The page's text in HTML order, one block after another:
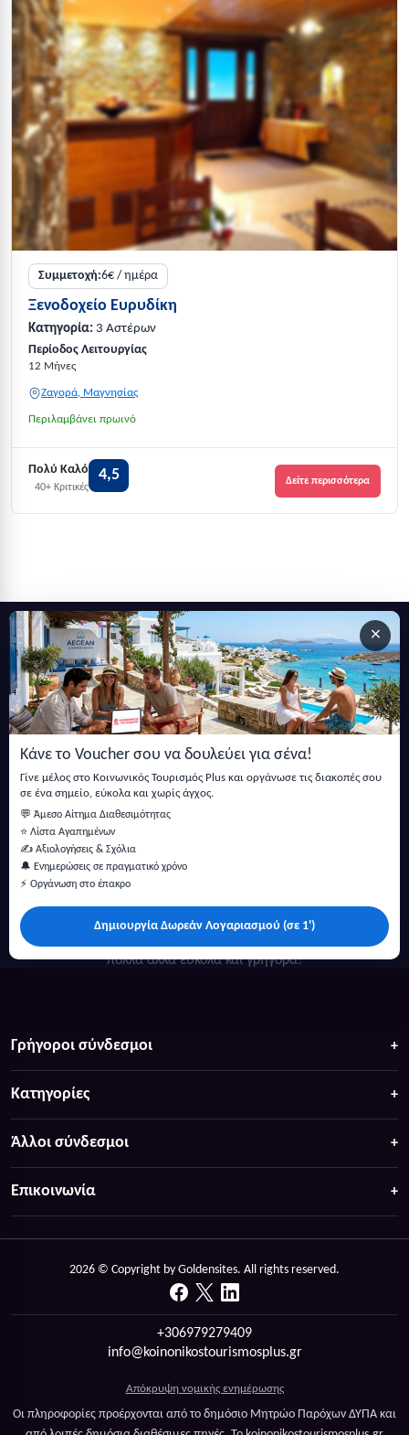
Συμμετοχή:6€ / ημέρα
Ξενοδοχείο Ευρυδίκη
Κατηγορία: 3 Αστέρων
Περίοδος Λειτουργίας
12 Μήνες
Ζαγορά, Μαγνησίας
Περιλαμβάνει πρωινό
Πολύ Καλό
40+ Κριτικές
4,5 Δείτε περισσότερα
×
Κάνε το Voucher σου να δουλεύει για σένα!
Γίνε μέλος στο Κοινωνικός Τουρισμός Plus και οργάνωσε τις διακοπές σου
σε ένα σημείο, εύκολα και χωρίς άγχος.
💬 Άμεσο Αίτημα Διαθεσιμότητας
⭐ Λίστα Αγαπημένων
✍️ Αξιολογήσεις & Σχόλια
🔔 Ενημερώσεις σε πραγματικό χρόνο
⚡ Οργάνωση στο έπακρο
Δημιουργία Δωρεάν Λογαριασμού (σε 1')
Εγγραφείτε στο newsletter μας
Μείνετε ενημερωμένοι με τις τελευταίες ειδήσεις, ανακοινώσεις
και άρθρα.
πολλά άλλα ευκολα και γρήγορα!
Γρήγοροι σύνδεσμοι
Κατηγορίες
Άλλοι σύνδεσμοι
Επικοινωνία
2026 © Copyright by Goldensites. All rights reserved.
+306979279409
info@koinonikostourismosplus.gr
Απόκρυψη νομικής ενημέρωσης
Οι πληροφορίες προέρχονται από το δημόσιο Μητρώο Παρόχων ΔΥΠΑ και